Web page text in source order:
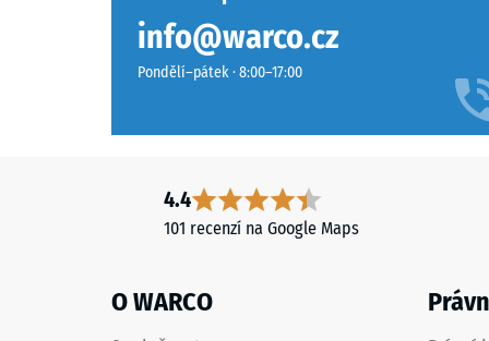
zametáním nebo vysokotlakým čističem. Jednotlivé
Výrazná
rajčatově
červená
viditelný
Třída
v
info@warco.cz
Pondělí–pátek · 8:00–17:00
4.4
101 recenzí na Google Maps
O WARCO